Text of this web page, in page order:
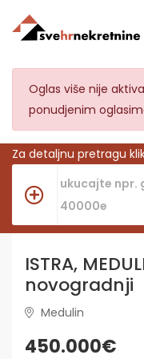
Oglas više nije
ponudjenim
Za detaljnu pretragu
ISTRA,
novogradnji
Medulin
450.000€